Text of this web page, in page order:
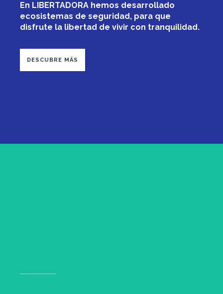
En LIBERTADORA hemos desarrollado
ecosistemas de seguridad, para que
disfrute la libertad de vivir con tranquilidad.
DESCUBRE MÁS